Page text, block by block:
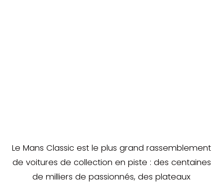
Le Mans Classic est le plus grand rassemblement
de voitures de collection en piste : des centaines
de milliers de passionnés, des plateaux